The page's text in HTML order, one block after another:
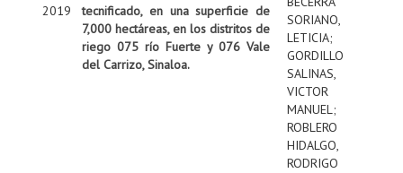
2019
tecnificado, en una superficie de
7,000 hectáreas, en los distritos de
riego 075 río Fuerte y 076 Vale
del Carrizo, Sinaloa.
SORIANO,
LETICIA;
GORDILLO
SALINAS,
VICTOR
MANUEL;
ROBLERO
HIDALGO,
RODRIGO